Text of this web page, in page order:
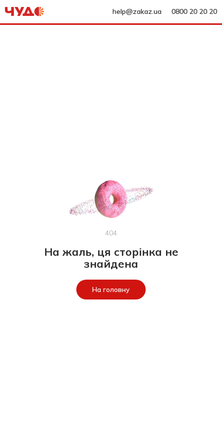
help@zakaz.ua 0800 20 20 20
404
На жаль, ця сторінка не
знайдена
На головну